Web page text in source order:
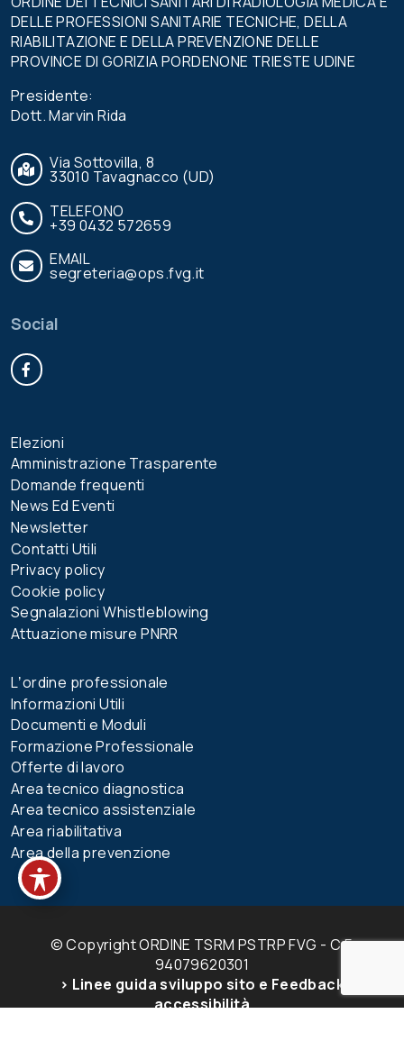
DELLE PROFESSIONI SANITARIE TECNICHE, DELLA
RIABILITAZIONE E DELLA PREVENZIONE DELLE
PROVINCE DI GORIZIA PORDENONE TRIESTE UDINE
Presidente:
Dott. Marvin Rida
Via Sottovilla, 8
33010 Tavagnacco (UD)
TELEFONO
+39 0432 572659
EMAIL
segreteria@ops.fvg.it
Social
Elezioni
Amministrazione Trasparente
Domande frequenti
News Ed Eventi
Newsletter
Contatti Utili
Privacy policy
Cookie policy
Segnalazioni Whistleblowing
Attuazione misure PNRR
Lʼordine professionale
Informazioni Utili
Documenti e Moduli
Formazione Professionale
Offerte di lavoro
Area tecnico diagnostica
Area tecnico assistenziale
Area riabilitativa
Area della prevenzione
© Copyright ORDINE TSRM PSTRP FVG - C.F.
94079620301
> Linee guida sviluppo sito e Feedback
accessibilità